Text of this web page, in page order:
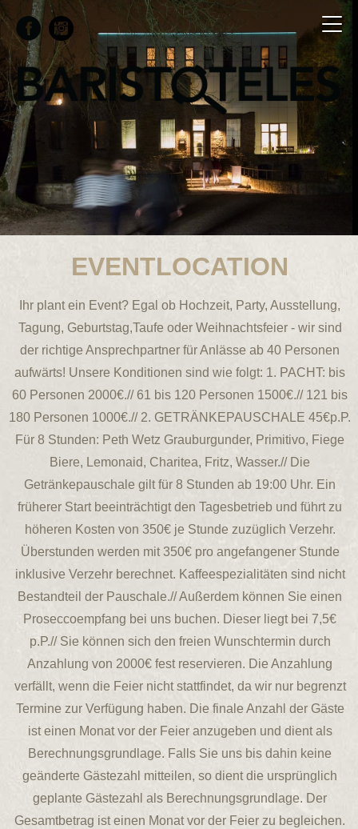
EVENTLOCATION
Ihr plant ein Event? Egal ob Hochzeit, Party, Ausstellung,
Tagung, Geburtstag,Taufe oder Weihnachtsfeier - wir sind
der richtige Ansprechpartner für Anlässe ab 40 Personen
aufwärts! Unsere Konditionen sind wie folgt: 1. PACHT: bis
60 Personen 2000€.// 61 bis 120 Personen 1500€.// 121 bis
180 Personen 1000€.// 2. GETRÄNKEPAUSCHALE 45€p.P.
Für 8 Stunden: Peth Wetz Grauburgunder, Primitivo, Fiege
Biere, Lemonaid, Charitea, Fritz, Wasser.// Die
Getränkepauschale gilt für 8 Stunden ab 19:00 Uhr. Ein
früherer Start beeinträchtigt den Tagesbetrieb und führt zu
höheren Kosten von 350€ je Stunde zuzüglich Verzehr.
Überstunden werden mit 350€ pro angefangener Stunde
inklusive Verzehr berechnet. Kaffeespezialitäten sind nicht
Bestandteil der Pauschale.// Außerdem können Sie einen
Proseccoempfang bei uns buchen. Dieser liegt bei 7,5€
p.P.// Sie können sich den freien Wunschtermin durch
Anzahlung von 2000€ fest reservieren. Die Anzahlung
verfällt, wenn die Feier nicht stattfindet, da wir nur begrenzt
Termine zur Verfügung haben. Die finale Anzahl der Gäste
ist einen Monat vor der Feier anzugeben und dient als
Berechnungsgrundlage. Falls Sie uns bis dahin keine
geänderte Gästezahl mitteilen, so dient die ursprünglich
geplante Gästezahl als Berechnungsgrundlage. Der
Gesamtbetrag ist einen Monat vor der Feier zu begleichen.